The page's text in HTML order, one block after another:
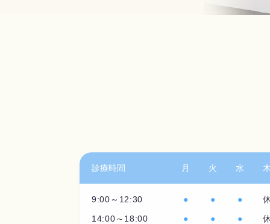
診療時間 月 火 水
9:00～12:30 ● ● ●
14:00～18:00
● ● ●